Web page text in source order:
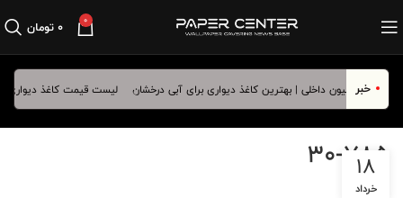
0 ۰تومان
خبر لیست قیمت کاغذ دیواری
30-785
18
خرداد